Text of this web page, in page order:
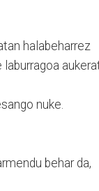
halabeharrez
nuke.
behar da,